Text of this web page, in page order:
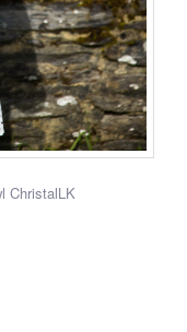
ChristalLK